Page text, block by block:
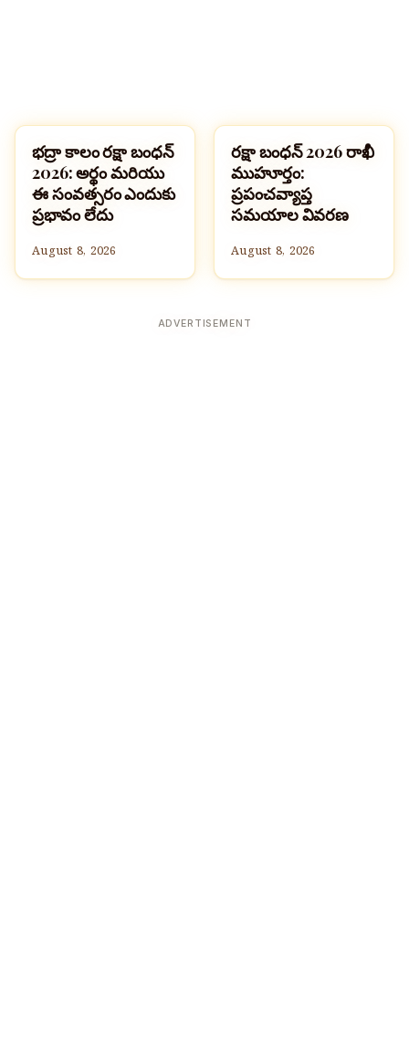
పండుగలు
భద్రా కాలం రక్షా బంధన్
2026: అర్థం మరియు
ఈ సంవత్సరం ఎందుకు
ప్రభావం లేదు
August 8, 2026
పండుగలు
రక్షా బంధన్ 2026 రాఖీ
ముహూర్తం:
ప్రపంచవ్యాప్త
సమయాల వివరణ
August 8, 2026
ADVERTISEMENT